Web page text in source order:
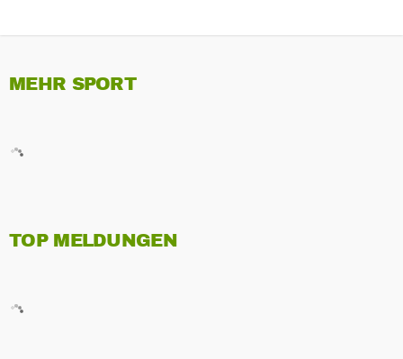
MEHR SPORT
TOP MELDUNGEN